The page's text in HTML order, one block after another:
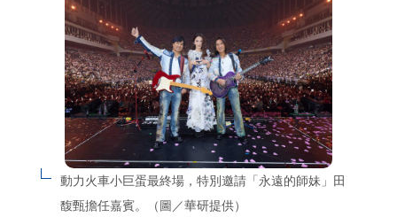
動力火車小巨蛋最終場，特別邀請「永遠的師妹」田
馥甄擔任嘉賓。（圖／華研提供）